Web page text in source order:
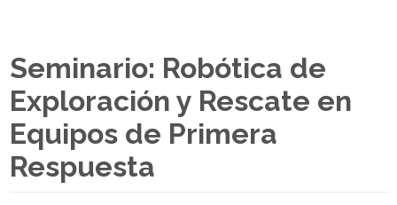
Seminario: Robótica de
Exploración y Rescate en
Equipos de Primera
Respuesta